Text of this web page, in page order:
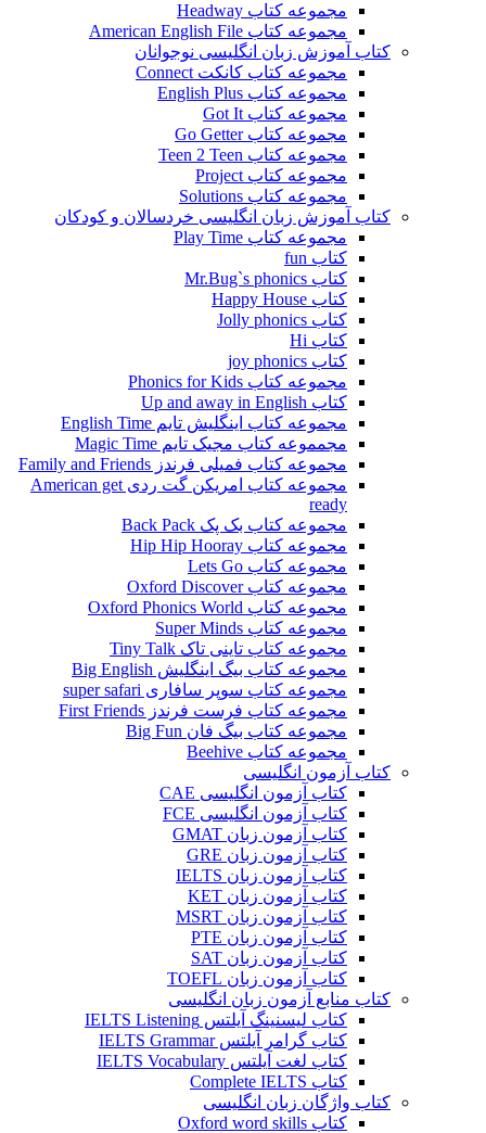
مجموعه کتاب Headway
مجموعه کتاب American English File
کتاب آموزش زبان انگلیسی نوجوانان
مجموعه کتاب کانکت Connect
مجموعه کتاب English Plus
مجموعه کتاب Got It
مجموعه کتاب Go Getter
مجموعه کتاب Teen 2 Teen
مجموعه کتاب Project
مجموعه کتاب Solutions
کتاب آموزش زبان انگلیسی خردسالان و کودکان
مجموعه کتاب Play Time
کتاب fun
کتاب Mr.Bug`s phonics
کتاب Happy House
کتاب Jolly phonics
کتاب Hi
کتاب joy phonics
مجموعه کتاب Phonics for Kids
کتاب Up and away in English
مجموعه کتاب اینگلیش تایم English Time
مجمموعه کتاب مجیک تایم Magic Time
مجموعه کتاب فمیلی فرندز Family and Friends
مجموعه کتاب امریکن گت ردی American get
ready
مجموعه کتاب بک پک Back Pack
مجموعه کتاب Hip Hip Hooray
مجموعه کتاب Lets Go
مجموعه کتاب Oxford Discover
مجموعه کتاب Oxford Phonics World
مجموعه کتاب Super Minds
مجموعه کتاب تاینی تاک Tiny Talk
مجموعه کتاب بیگ اینگلیش Big English
مجموعه کتاب سوپر سافاری super safari
مجموعه کتاب فرست فرندز First Friends
مجموعه کتاب بیگ فان Big Fun
مجموعه کتاب Beehive
کتاب آزمون انگلیسی
کتاب آزمون انگلیسی CAE
کتاب آزمون انگلیسی FCE
کتاب آزمون زبان GMAT
کتاب آزمون زبان GRE
کتاب آزمون زبان IELTS
کتاب آزمون زبان KET
کتاب آزمون زبان MSRT
کتاب آزمون زبان PTE
کتاب آزمون زبان SAT
کتاب آزمون زبان TOEFL
کتاب منابع آزمون زبان انگلیسی
کتاب لیسنینگ آیلتس IELTS Listening
کتاب گرامر آیلتس IELTS Grammar
کتاب لغت آیلتس IELTS Vocabulary
کتاب Complete IELTS
کتاب واژگان زبان انگلیسی
کتاب Oxford word skills